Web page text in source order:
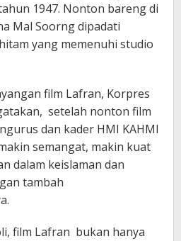
1947. Nonton bareng di
Mal Soorng dipadati
yang memenuhi studio
film Lafran, Korpres
setelah nonton film
dan kader HMI KAHMI
semangat, makin kuat
dalam keislaman dan
tambah
film Lafran bukan hanya